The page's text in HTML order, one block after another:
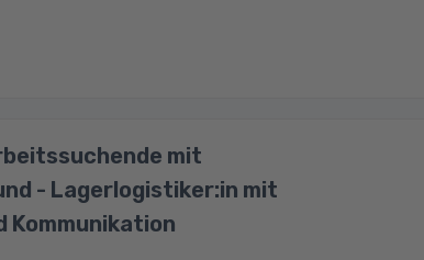
mit
- Lagerlogistiker:in mit
Kommunikation